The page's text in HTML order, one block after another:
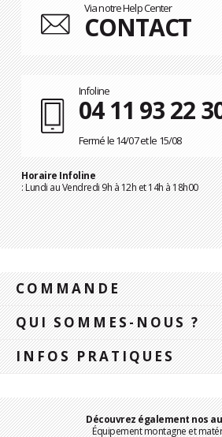
Via notre Help Center
CONTACT
Infoline
04 11 93 22
Fermé le 14/07 et le 15/08
Horaire Infoline
: Lundi au Vendredi 9h à 12h et 14h à 18h00
COMMANDE
QUI SOMMES-NOUS ?
INFOS PRATIQUES
Découvrez également nos
Équipement montagne et